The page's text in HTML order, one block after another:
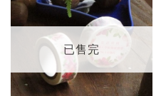
加入
「願
望輕
單」
已售完